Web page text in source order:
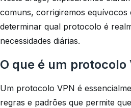
comuns, corrigiremos equívocos
determinar qual protocolo é
necessidades diárias.
O que é um protocolo
Um protocolo VPN é
regras e padrões que permite